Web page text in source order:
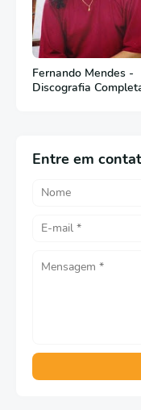
Fernando Mendes -
Discografia
Entre em